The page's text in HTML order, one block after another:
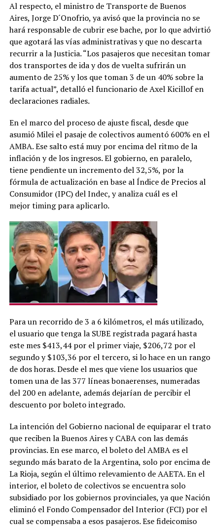
Al respecto, el ministro de Transporte de Buenos
Aires, Jorge D´Onofrio, ya avisó que la provincia no se
hará responsable de cubrir ese bache, por lo que advirtió
que agotará las vías administrativas y que no descarta
recurrir a la Justicia. “Los pasajeros que necesitan tomar
dos transportes de ida y dos de vuelta sufrirán un
aumento de 25% y los que toman 3 de un 40% sobre la
tarifa actual”, detalló el funcionario de Axel Kicillof en
declaraciones radiales.
En el marco del proceso de ajuste fiscal, desde que
asumió Milei el pasaje de colectivos aumentó 600% en el
AMBA. Ese salto está muy por encima del ritmo de la
inflación y de los ingresos. El gobierno, en paralelo,
tiene pendiente un incremento del 32,5%, por la
fórmula de actualización en base al Índice de Precios al
Consumidor (IPC) del Indec, y analiza cuál es el
mejor timing para aplicarlo.
Para un recorrido de 3 a 6 kilómetros, el más utilizado,
el usuario que tenga la SUBE registrada pagará hasta
este mes $413,44 por el primer viaje, $206,72 por el
segundo y $103,36 por el tercero, si lo hace en un rango
de dos horas. Desde el mes que viene los usuarios que
tomen una de las 377 líneas bonaerenses, numeradas
del 200 en adelante, además dejarían de percibir el
descuento por boleto integrado.
La intención del Gobierno nacional de equiparar el trato
que reciben la Buenos Aires y CABA con las demás
provincias. En ese marco, el boleto del AMBA es el
segundo más barato de la Argentina, solo por encima de
La Rioja, según el último relevamiento de AAETA. En el
interior, el boleto de colectivos se encuentra solo
subsidiado por los gobiernos provinciales, ya que Nación
eliminó el Fondo Compensador del Interior (FCI) por el
cual se compensaba a esos pasajeros. Ese fideicomiso